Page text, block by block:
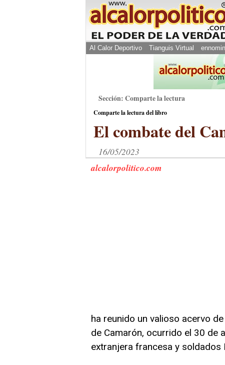
Al Calor Deportivo Tianguis Virtual
Sección: Comparte la lectura
Comparte la lectura del libro
El combate del
16/05/2023
alcalorpolitico.com
ha reunido un valioso acervo
de Camarón, ocurrido el 30 de
extranjera francesa y soldados